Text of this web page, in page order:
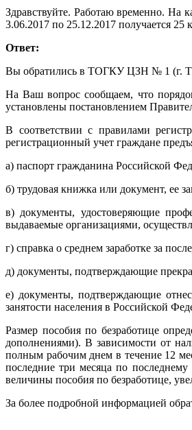
Здравствуйте. Работаю временно. На
3.06.2017 по 25.12.2017 получается 25
Ответ:
Вы обратились в ТОГКУ ЦЗН № 1 (г.
На Ваш вопрос сообщаем, что
установлены постановлением
В соответствии с правилами
регистрационный учет граждане
а) паспорт гражданина Российской
б) трудовая книжка или документ, ее
в) документы, удостоверяющие
выдаваемые организациями,
г) справка о среднем заработке за
д) документы, подтверждающие
е) документы, подтверждающие
занятости населения в Российской
Размер пособия по безработице
дополнениями). В зависимости от
полным рабочим днем в течение 12
последние три месяца по
величины пособия по безработице,
За более подробной информацией